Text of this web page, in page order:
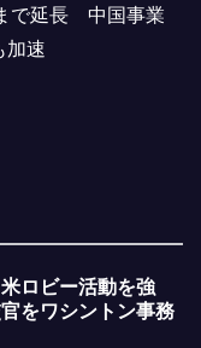
で延長 中国事業
加速
ロビー活動を強
をワシントン事務